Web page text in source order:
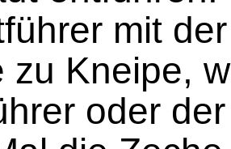
mit
zu Kneipe,
oder